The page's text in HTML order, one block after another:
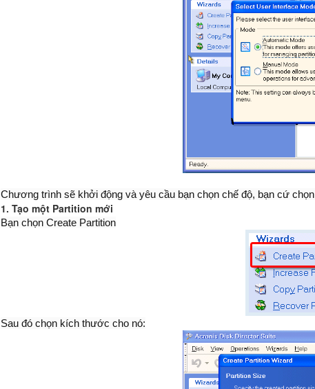
Chương trình sẽ khởi động và yêu cầu bạn chọn chế độ, bạn cứ chọn
1. Tạo một Partition mới
Bạn chọn Create Partition
Sau đó chọn kích thước cho nó: